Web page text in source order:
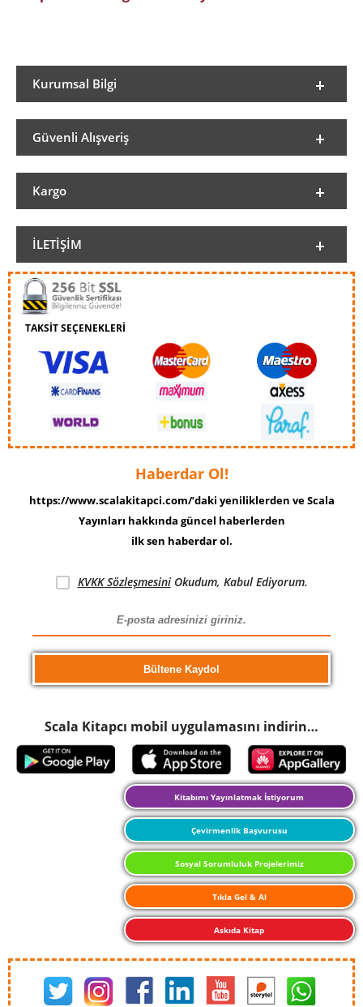
Kurumsal Bilgi
Güvenli Alışveriş
Kargo
İLETIŞIM
TAKSİT SEÇENEKLERİ
Haberdar Ol!
https://www.scalakitapci.com/’daki yeniliklerden ve Scala
Yayınları hakkında güncel haberlerden
ilk sen haberdar ol.
KVKK SözleşmesiniOkudum, Kabul Ediyorum.
Scala Kitapcı mobil uygulamasını indirin…
Kitabımı Yayınlatmak İstiyorum
Çevirmenlik Başvurusu
Sosyal Sorumluluk Projelerimiz
Tıkla Gel & Al
Askıda Kitap